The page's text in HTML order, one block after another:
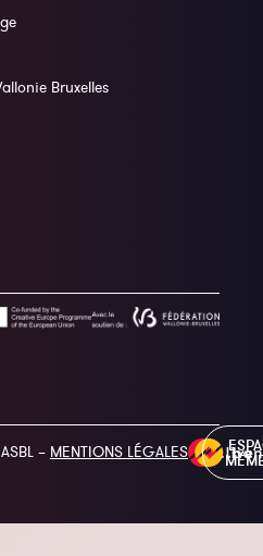
Bruxelles
– MENTIONS LÉGALES